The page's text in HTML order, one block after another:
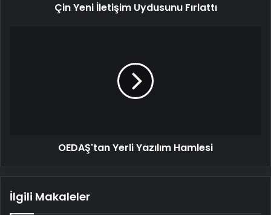
Çin Yeni İletişim Uydusunu Fırlattı
OEDAŞ'tan Yerli Yazılım Hamlesi
İlgili Makaleler